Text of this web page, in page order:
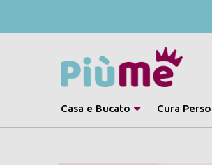
Casa e Bucato Cura